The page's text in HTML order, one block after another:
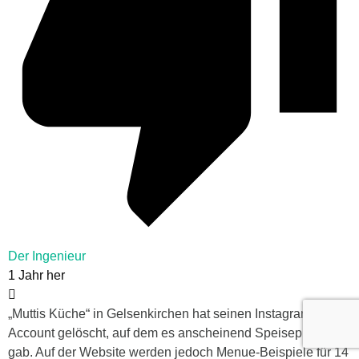
Der Ingenieur
1 Jahr her
„Muttis Küche“ in Gelsenkirchen hat seinen Instagram-
Account gelöscht, auf dem es anscheinend Speisepläne
gab. Auf der Website werden jedoch Menue-Beispiele für 14